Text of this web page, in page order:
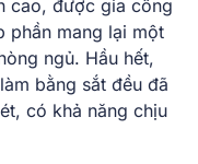
cao, được gia công
phần mang lại một
ngủ. Hầu hết,
bằng sắt đều đã
có khả năng chịu